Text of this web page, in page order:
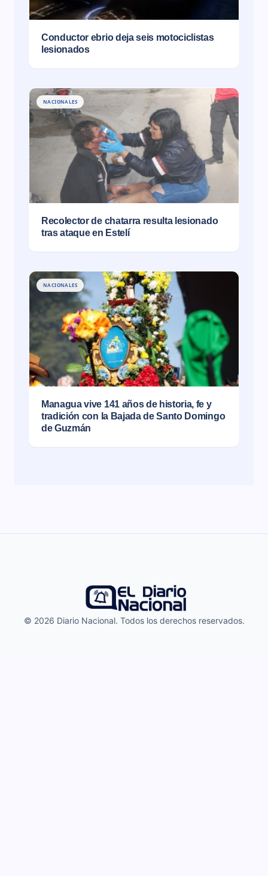
Conductor ebrio deja seis motociclistas
lesionados
NACIONALES
Recolector de chatarra resulta lesionado
tras ataque en Estelí
NACIONALES
Managua vive 141 años de historia, fe y
tradición con la Bajada de Santo Domingo
de Guzmán
© 2026 Diario Nacional. Todos los derechos reservados.